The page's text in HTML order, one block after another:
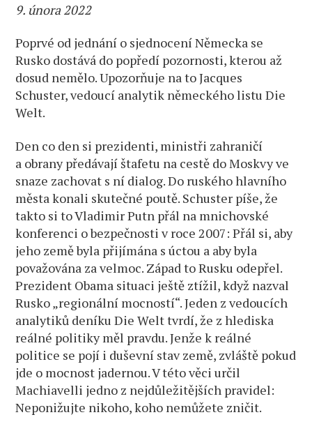
9. února 2022
Poprvé od jednání o sjednocení Německa se
Rusko dostává do popředí pozornosti, kterou až
dosud nemělo. Upozorňuje na to Jacques
Schuster, vedoucí analytik německého listu Die
Welt.
Den co den si prezidenti, ministři zahraničí
a obrany předávají štafetu na cestě do Moskvy ve
snaze zachovat s ní dialog. Do ruského hlavního
města konali skutečné poutě. Schuster píše, že
takto si to Vladimir Putn přál na mnichovské
konferenci o bezpečnosti v roce 2007: Přál si, aby
jeho země byla přijímána s úctou a aby byla
považována za velmoc. Západ to Rusku odepřel.
Prezident Obama situaci ještě ztížil, když nazval
Rusko „regionální mocností“. Jeden z vedoucích
analytiků deníku Die Welt tvrdí, že z hlediska
reálné politiky měl pravdu. Jenže k reálné
politice se pojí i duševní stav země, zvláště pokud
jde o mocnost jadernou. V této věci určil
Machiavelli jedno z nejdůležitějších pravidel:
Neponižujte nikoho, koho nemůžete zničit.